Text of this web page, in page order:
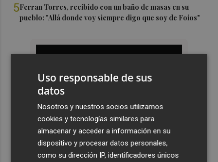
5Ferran Torres, recibido con un baño de masas en su
pueblo: "Allá donde voy siempre digo que soy de Foios"
Uso responsable de sus
datos
Nosotros y nuestros socios utilizamos
cookies y tecnologías similares para
almacenar y acceder a información en su
dispositivo y procesar datos personales,
como su dirección IP, identificadores únicos